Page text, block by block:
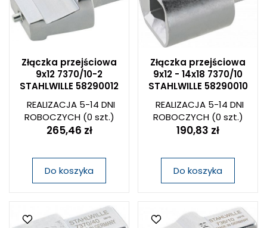
Złączka przejściowa
9x12 7370/10-2
STAHLWILLE 58290012
REALIZACJA 5-14 DNI
ROBOCZYCH(0 szt.)
265,46 zł
Do koszyka
Złączka przejściowa
9x12 - 14x18 7370/10
STAHLWILLE 58290010
REALIZACJA 5-14 DNI
ROBOCZYCH(0 szt.)
190,83 zł
Do koszyka